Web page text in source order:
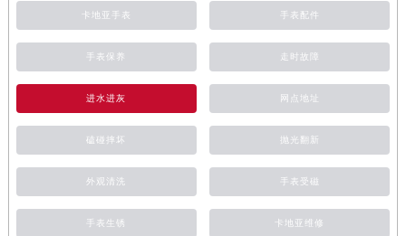
卡地亚手表 手表配件
手表保养 走时故障
进水进灰 网点地址
磕碰摔坏 抛光翻新
外观清洗 手表受磁
手表生锈 卡地亚维修